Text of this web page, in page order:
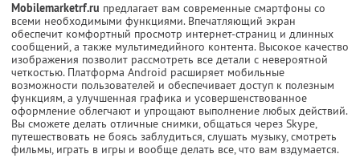
Mobilemarketrf.ru предлагает вам современные смартфоны со
всеми необходимыми функциями. Впечатляющий экран
обеспечит комфортный просмотр интернет-страниц и длинных
сообщений, а также мультимедийного контента. Высокое качество
изображения позволит рассмотреть все детали с невероятной
четкостью. Платформа Android расширяет мобильные
возможности пользователей и обеспечивает доступ к полезным
функциям, а улучшенная графика и усовершенствованное
оформление облегчают и упрощают выполнение любых действий.
Вы сможете делать отличные снимки, общаться через Skype,
путешествовать не боясь заблудиться, слушать музыку, смотреть
фильмы, играть в игры и вообще делать все, что вам вздумается.